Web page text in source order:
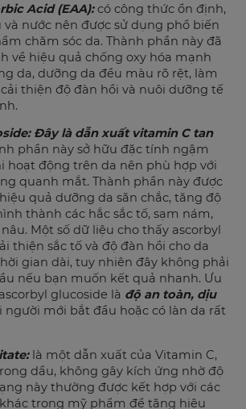
Acid (EAA):có công thức ổn định,
nước nên được sử dụng phổ biến
chăm sóc da. Thành phần này đã
về hiệu quả chống oxy hóa mạnh
da, dưỡng da đều màu rõ rệt, làm
thiện độ đàn hồi và nuôi dưỡng tế
Đây là dẫn xuất vitamin C tan
phần này sở hữu đặc tính ngậm
hoạt động trên da nên phù hợp với
quanh mắt. Thành phần này được
quả dưỡng da săn chắc, tăng độ
thành các hắc sắc tố, sạm nám,
Một số dữ liệu cho thấy ascorbyl
thiện sắc tố và độ đàn hồi cho da
gian dài, tuy nhiên đây không phải
nếu bạn muốn kết quả nhanh. Ưu
glucoside là độ an toàn, dịu
người mới bắt đầu hoặc có làn da rất
là một dẫn xuất của Vitamin C,
dầu, không gây kích ứng nhờ độ
này thường được kết hợp với các
trong mỹ phẩm để tăng hiệu